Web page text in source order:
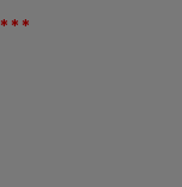
* * *